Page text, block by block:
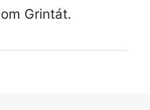
Grintát.